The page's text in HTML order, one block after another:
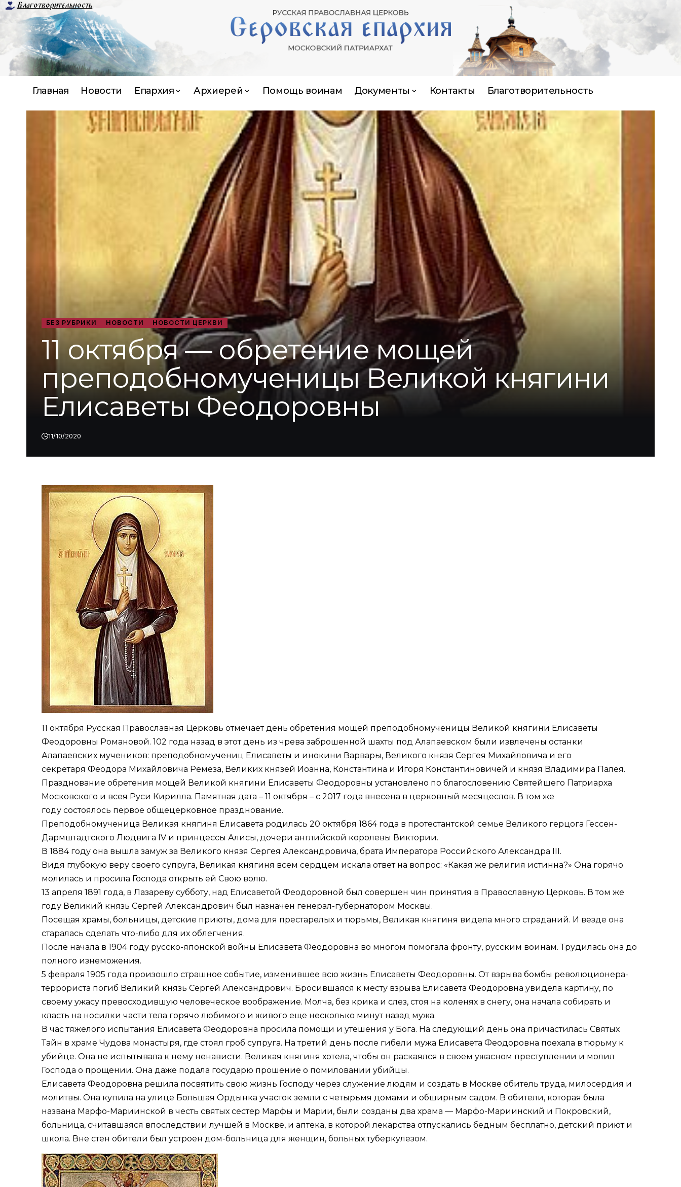
Благотворительность
Главная Новости Епархия Архиерей Помощь воинам Документы Контакты Благотворительность
БЕЗ РУБРИКИ НОВОСТИ НОВОСТИ ЦЕРКВИ
11 октября — обретение мощей
преподобномученицы Великой княгини
Елисаветы Феодоровны
11/10/2020
11 октября Русская Православная Церковь отмечает день обретения мощей преподобномученицы Великой княгини Елисаветы
Феодоровны Романовой. 102 года назад в этот день из чрева заброшенной шахты под Алапаевском были извлечены останки
Алапаевских мучеников: преподобномучениц Елисаветы и инокини Варвары, Великого князя Сергея Михайловича и его
секретаря Феодора Михайловича Ремеза, Великих князей Иоанна, Константина и Игоря Константиновичей и князя Владимира Палея.
Празднование обретения мощей Великой княгини Елисаветы Феодоровны установлено по благословению Святейшего Патриарха
Московского и всея Руси Кирилла. Памятная дата – 11 октября – с 2017 года внесена в церковный месяцеслов. В том же
году состоялось первое общецерковное празднование.
Преподобномученица Великая княгиня Елисавета родилась 20 октября 1864 года в протестантской семье Великого герцога Гессен-
Дармштадтского Людвига IV и принцессы Алисы, дочери английской королевы Виктории.
В 1884 году она вышла замуж за Великого князя Сергея Александровича, брата Императора Российского Александра III.
Видя глубокую веру своего супруга, Великая княгиня всем сердцем искала ответ на вопрос: «Какая же религия истинна?» Она горячо
молилась и просила Господа открыть ей Свою волю.
13 апреля 1891 года, в Лазареву субботу, над Елисаветой Феодоровной был совершен чин принятия в Православную Церковь. В том же
году Великий князь Сергей Александрович был назначен генерал-губернатором Москвы.
Посещая храмы, больницы, детские приюты, дома для престарелых и тюрьмы, Великая княгиня видела много страданий. И везде она
старалась сделать что-либо для их облегчения.
После начала в 1904 году русско-японской войны Елисавета Феодоровна во многом помогала фронту, русским воинам. Трудилась она до
полного изнеможения.
5 февраля 1905 года произошло страшное событие, изменившее всю жизнь Елисаветы Феодоровны. От взрыва бомбы революционера-
террориста погиб Великий князь Сергей Александрович. Бросившаяся к месту взрыва Елисавета Феодоровна увидела картину, по
своему ужасу превосходившую человеческое воображение. Молча, без крика и слез, стоя на коленях в снегу, она начала собирать и
класть на носилки части тела горячо любимого и живого еще несколько минут назад мужа.
В час тяжелого испытания Елисавета Феодоровна просила помощи и утешения у Бога. На следующий день она причастилась Святых
Тайн в храме Чудова монастыря, где стоял гроб супруга. На третий день после гибели мужа Елисавета Феодоровна поехала в тюрьму к
убийце. Она не испытывала к нему ненависти. Великая княгиня хотела, чтобы он раскаялся в своем ужасном преступлении и молил
Господа о прощении. Она даже подала государю прошение о помиловании убийцы.
Елисавета Феодоровна решила посвятить свою жизнь Господу через служение людям и создать в Москве обитель труда, милосердия и
молитвы. Она купила на улице Большая Ордынка участок земли с четырьмя домами и обширным садом. В обители, которая была
названа Марфо-Мариинской в честь святых сестер Марфы и Марии, были созданы два храма — Марфо-Мариинский и Покровский,
больница, считавшаяся впоследствии лучшей в Москве, и аптека, в которой лекарства отпускались бедным бесплатно, детский приют и
школа. Вне стен обители был устроен дом-больница для женщин, больных туберкулезом.